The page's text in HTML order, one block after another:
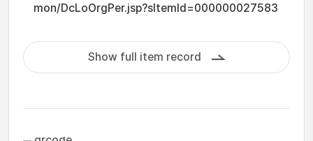
mon/DcLoOrgPer.jsp?sItemId=000000027583
Show full item record